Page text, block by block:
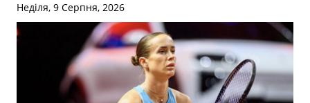
Неділя, 9 Серпня, 2026